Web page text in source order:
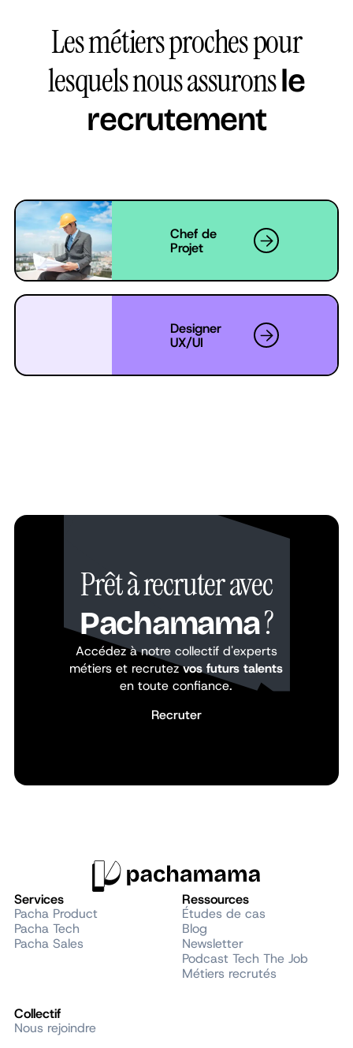
Les métiers proches pour
lesquels nous assuronsle
recrutement
Chef de
Projet
Designer
UX/UI
Prêt à recruter avec
Pachamama?
Accédez à notre collectif d'experts
métiers et recrutezvos futurs talents
en toute confiance.
Recruter
Recruter
Services
Pacha Product
Pacha Tech
Pacha Sales
Ressources
Études de cas
Blog
Newsletter
Podcast Tech The Job
Métiers recrutés
Collectif
Nous rejoindre